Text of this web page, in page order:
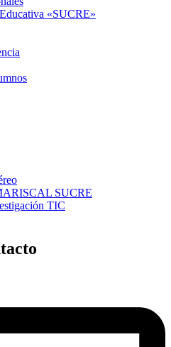
«SUCRE»
SUCRE
TIC